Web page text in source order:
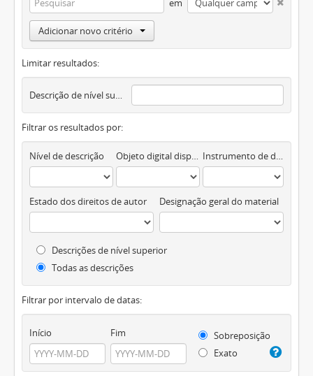
em
Adicionar novo critério
Limitar resultados:
Descrição de nível superior
Filtrar os resultados por:
Nível de descrição Objeto digital disponível Instrumento de descrição documental
Estado dos direitos de autor Designação geral do material
Descrições de nível superior
Todas as descrições
Filtrar por intervalo de datas:
Início Fim
Sobreposição
Exato